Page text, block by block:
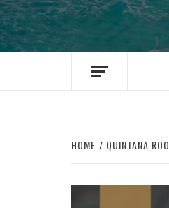
HOME QUINTANA ROO